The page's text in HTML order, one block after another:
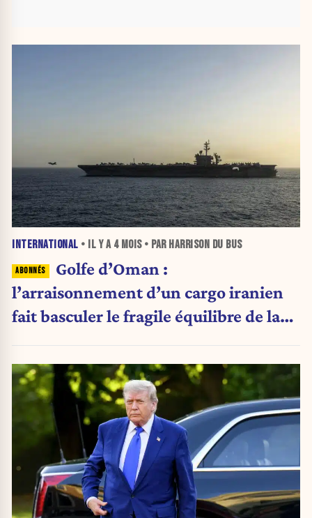
INTERNATIONAL • IL Y A 4 MOIS• PAR HARRISON DU BUS
Golfe d’Oman :
l’arraisonnement d’un cargo iranien
fait basculer le fragile équilibre de la